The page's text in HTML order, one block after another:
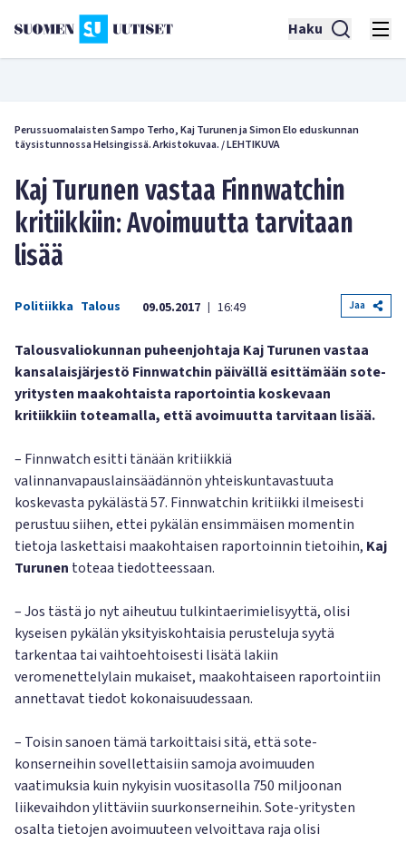
Haku
Perussuomalaisten Sampo Terho, Kaj Turunen ja Simon Elo eduskunnan
täysistunnossa Helsingissä. Arkistokuvaa./LEHTIKUVA
Kaj Turunen vastaa Finnwatchin
kritiikkiin: Avoimuutta tarvitaan
lisää
Politiikka Talous 09.05.2017 | 16:49 Jaa
Talousvaliokunnan puheenjohtaja Kaj Turunen vastaa
kansalaisjärjestö Finnwatchin päivällä esittämään sote-
yritysten maakohtaista raportointia koskevaan
kritiikkiin toteamalla, että avoimuutta tarvitaan lisää.
– Finnwatch esitti tänään kritiikkiä
valinnanvapauslainsäädännön yhteiskuntavastuuta
koskevasta pykälästä 57. Finnwatchin kritiikki ilmeisesti
perustuu siihen, ettei pykälän ensimmäisen momentin
tietoja laskettaisi maakohtaisen raportoinnin tietoihin, Kaj
Turunen toteaa tiedotteessaan.
– Jos tästä jo nyt aiheutuu tulkintaerimielisyyttä, olisi
kyseisen pykälän yksityiskohtaisia perusteluja syytä
tarkentaa tai vaihtoehtoisesti lisätä lakiin
veromenettelylain mukaiset, maakohtaiseen raportointiin
annettavat tiedot kokonaisuudessaan.
– Toisin sanoen tämä tarkoittaisi sitä, että sote-
konserneihin sovellettaisiin samoja avoimuuden
vaatimuksia kuin nykyisin vuositasolla 750 miljoonan
liikevaihdon ylittäviin suurkonserneihin. Sote-yritysten
osalta tietojen avoimuuteen velvoittava raja olisi